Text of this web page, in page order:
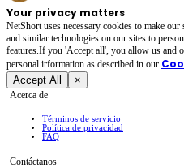
Your privacy matters
NetShort uses necessary cookies to make
and similar technologies on our sites to
features.If you 'Accept all', you allow us and
personal irformation as described in our
Accept All ×
Acerca de
Términos de servicio
Política de privacidad
FAQ
Contáctanos